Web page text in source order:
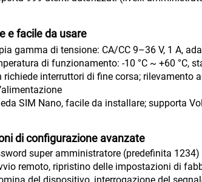
e facile da usare
gamma di tensione: CA/CC 9–36 V, 1 A,
di funzionamento: -10 °C ~ +60 °C,
richiede interruttori di fine corsa; rilevamento
SIM Nano, facile da installare; supporta
di configurazione avanzate
super amministratore (predefinita
remoto, ripristino delle impostazioni di